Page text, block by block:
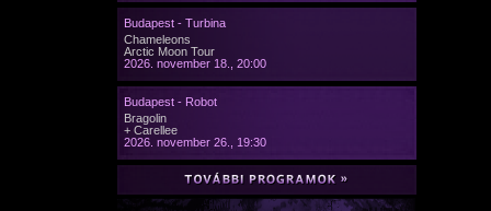
Budapest - Turbina
Chameleons
Arctic Moon Tour
2026. november 18., 20:00
Budapest - Robot
Bragolin
+ Carellee
2026. november 26., 19:30